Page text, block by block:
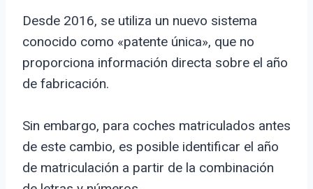
Desde 2016, se utiliza un nuevo sistema
conocido como «patente única», que no
proporciona información directa sobre el año
de fabricación.
Sin embargo, para coches matriculados antes
de este cambio, es posible identificar el año
de matriculación a partir de la combinación